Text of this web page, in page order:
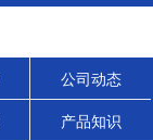
公司动态
产品知识